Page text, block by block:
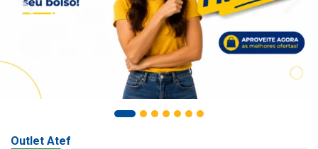
Outlet Atef